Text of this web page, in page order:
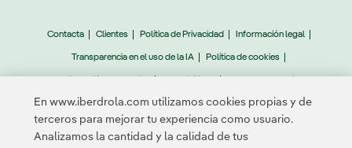
Contacta Clientes Política de Privacidad Información legal
Transparencia en el uso de la IA Política de cookies
© 2026 Iberdrola, S.A. Reservados todos los derechos.
En www.iberdrola.com utilizamos cookies propias y de
terceros para mejorar tu experiencia como usuario.
Analizamos la cantidad y la calidad de tus